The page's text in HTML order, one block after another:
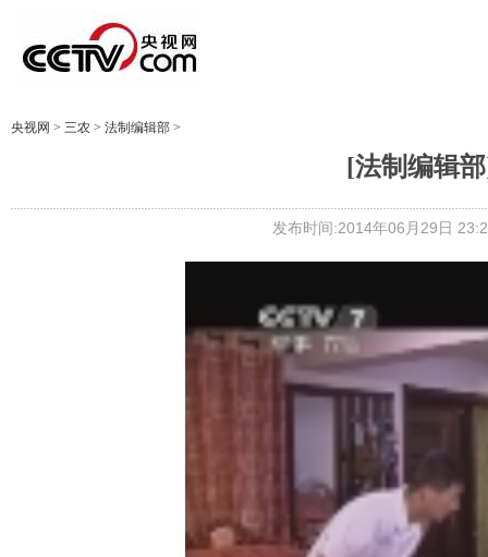
央视网 > 三农 > 法制编辑部 >
[法制编辑
发布时间:2014年06月29日